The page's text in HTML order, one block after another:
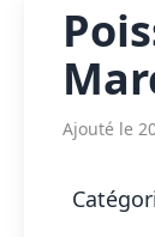
Ajouté le